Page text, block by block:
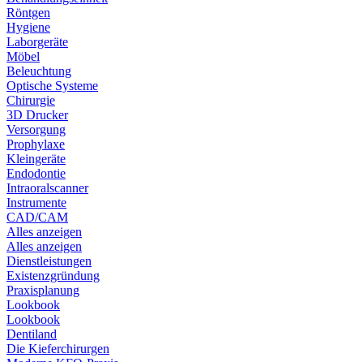
Röntgen
Hygiene
Laborgeräte
Möbel
Beleuchtung
Optische Systeme
Chirurgie
3D Drucker
Versorgung
Prophylaxe
Kleingeräte
Endodontie
Intraoralscanner
Instrumente
CAD/CAM
Alles anzeigen
Alles anzeigen
Dienstleistungen
Existenzgründung
Praxisplanung
Lookbook
Lookbook
Dentiland
Die Kieferchirurgen